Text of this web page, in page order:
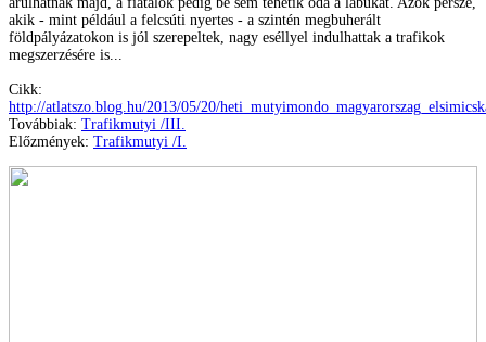
akik - mint például a felcsúti nyertes - a szintén megbuherált
földpályázatokon is jól szerepeltek, nagy eséllyel indulhattak a trafikok
megszerzésére is...
Cikk:
http://atlatszo.blog.hu/2013/05/20/
Továbbiak: Trafikmutyi /III.
Előzmények: Trafikmutyi /I.